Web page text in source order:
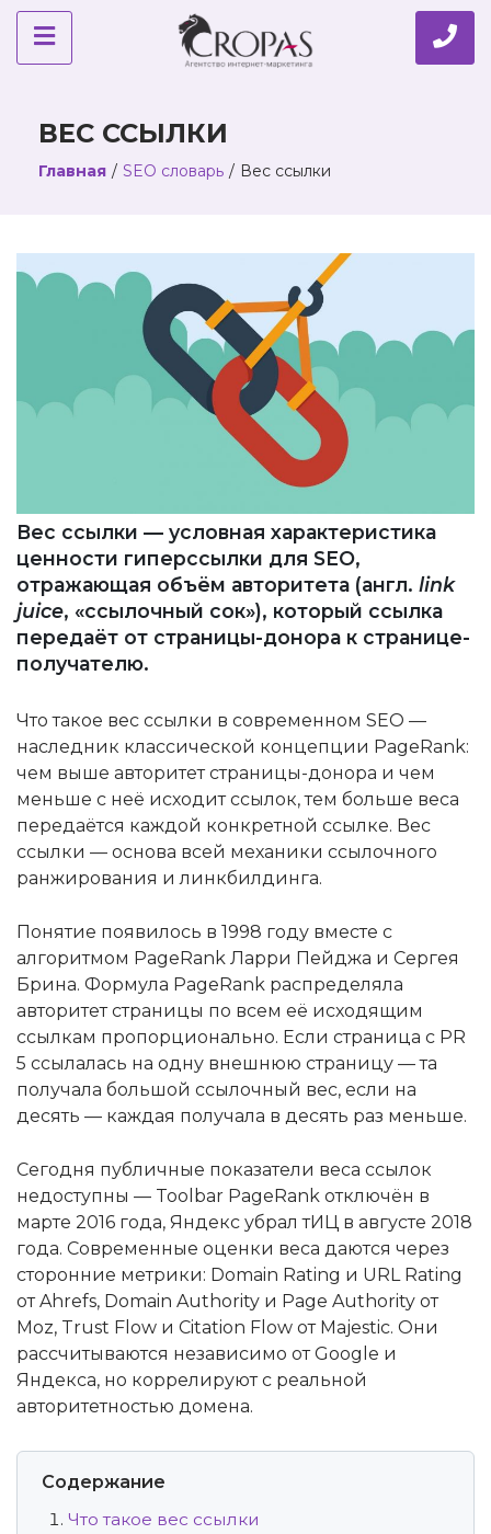
ВЕС ССЫЛКИ
Главная / SEO словарь / Вес ссылки
Вес ссылки — условная характеристика
ценности гиперссылки для SEO,
отражающая объём авторитета (англ. link
juice, «ссылочный сок»), который ссылка
передаёт от страницы-донора к странице-
получателю.
Что такое вес ссылки в современном SEO —
наследник классической концепции PageRank:
чем выше авторитет страницы-донора и чем
меньше с неё исходит ссылок, тем больше веса
передаётся каждой конкретной ссылке. Вес
ссылки — основа всей механики ссылочного
ранжирования и линкбилдинга.
Понятие появилось в 1998 году вместе с
алгоритмом PageRank Ларри Пейджа и Сергея
Брина. Формула PageRank распределяла
авторитет страницы по всем её исходящим
ссылкам пропорционально. Если страница с PR
5 ссылалась на одну внешнюю страницу — та
получала большой ссылочный вес, если на
десять — каждая получала в десять раз меньше.
Сегодня публичные показатели веса ссылок
недоступны — Toolbar PageRank отключён в
марте 2016 года, Яндекс убрал тИЦ в августе 2018
года. Современные оценки веса даются через
сторонние метрики: Domain Rating и URL Rating
от Ahrefs, Domain Authority и Page Authority от
Moz, Trust Flow и Citation Flow от Majestic. Они
рассчитываются независимо от Google и
Яндекса, но коррелируют с реальной
авторитетностью домена.
Содержание
Что такое вес ссылки